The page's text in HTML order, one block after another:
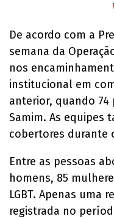
De acordo com a
semana da
nos
institucional em
anterior, quando 74
Samim. As equipes
cobertores durante
Entre as pessoas
homens, 85
LGBT. Apenas uma
registrada no